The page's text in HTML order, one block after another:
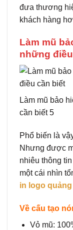
đưa thương
khách hàng
Làm mũ
những
Làm mũ bảo
cần biết 5
Phổ biến là
Nhưng được
nhiêu thông
một cái nhìn
in logo
Về cấu tạo
Vỏ mũ: